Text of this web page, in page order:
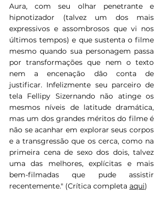
Aura, com seu olhar penetrante e
hipnotizador (talvez um dos mais
expressivos e assombrosos que vi nos
últimos tempos) e que sustenta o filme
mesmo quando sua personagem passa
por transformações que nem o texto
nem a encenação dão conta de
justificar. Infelizmente seu parceiro de
tela Fellipy Sizernando não atinge os
mesmos níveis de latitude dramática,
mas um dos grandes méritos do filme é
não se acanhar em explorar seus corpos
e a transgressão que os cerca, como na
primeira cena de sexo dos dois, talvez
uma das melhores, explícitas e mais
bem-filmadas que pude assistir
recentemente." (Crítica completa aqui)